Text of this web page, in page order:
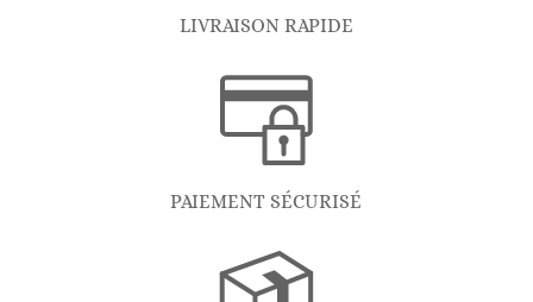
LIVRAISON RAPIDE
PAIEMENT SÉCURISÉ